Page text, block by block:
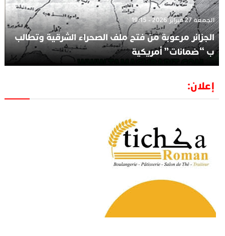
الجمعة 27 فبراير 2026 - 19:15
الجزائر مرعوبة من فتح ملف الصحراء الشرقية وتطالب
ب “ضمانات” أمريكية
إعلان: